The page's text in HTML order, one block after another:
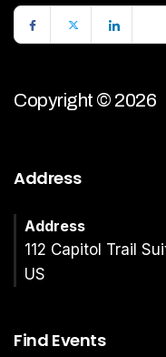
Copyright © 2026
Address
Address
112 Capitol Trail
US
Find Events